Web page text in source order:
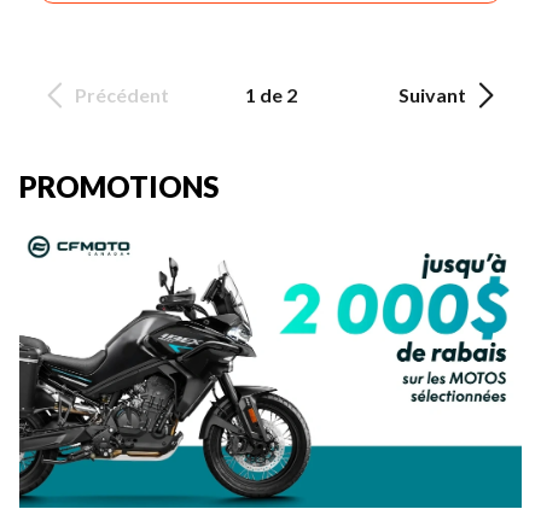
Précédent 1 de 2 Suivant
PROMOTIONS